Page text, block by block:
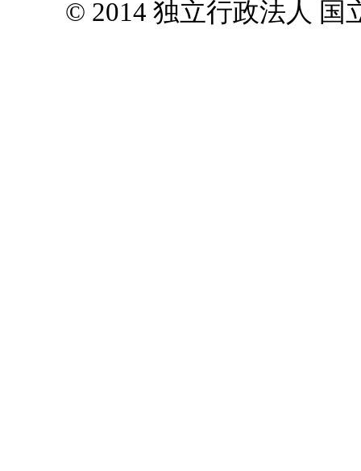
© 2014 独立行政法人 国